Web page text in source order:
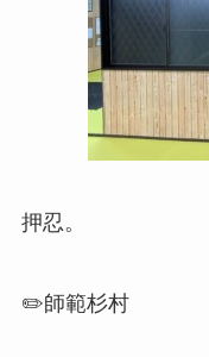
押忍。
✏️師範杉村